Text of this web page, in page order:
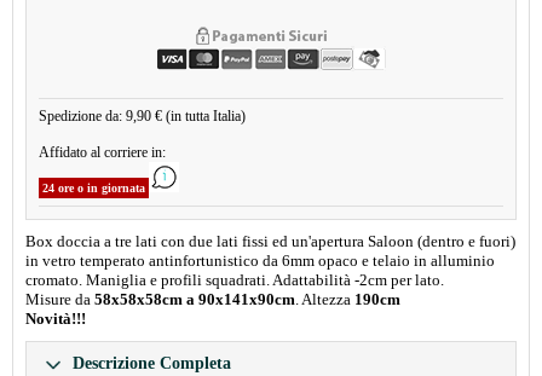
Spedizione da: 9,90 € (in tutta Italia)
Affidato al corriere in:
24 ore o in giornata
Box doccia a tre lati con due lati fissi ed un'apertura Saloon (dentro e fuori)
in vetro temperato antinfortunistico da 6mm opaco e telaio in alluminio
cromato. Maniglia e profili squadrati. Adattabilità -2cm per lato.
Misure da 58x58x58cm a 90x141x90cm . Altezza 190cm
Novità!!!
Descrizione Completa